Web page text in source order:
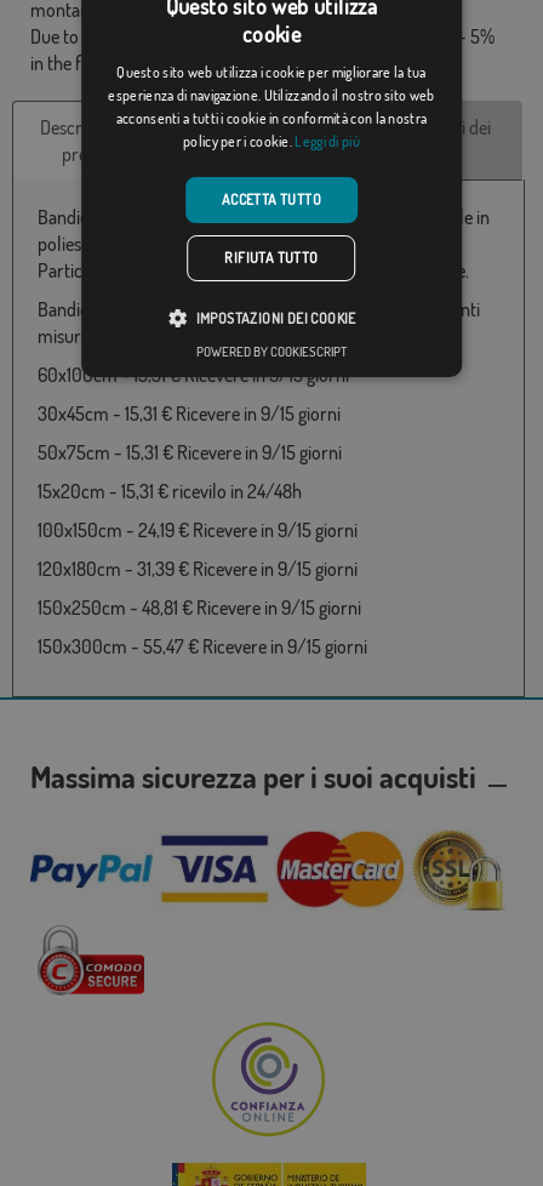
montante.
Due to production format, there may be a variation of + / - 5%
in the final dimensions and color tones.
Descrizione del
prodotto
Caratteristiche
tecniche
Recensioni dei
Bandiera República Dominicana con il cappotto disponibile in
poliestere 100% e varie misure da 060X100 a 150x300
Particolarmente adatto per uso esterno e made in Europe.
Bandiera di República Dominicana disponibile nelle seguenti
misure e prezzi:
60x100cm - 15,31 € Ricevere in 9/15 giorni
30x45cm - 15,31 € Ricevere in 9/15 giorni
50x75cm - 15,31 € Ricevere in 9/15 giorni
15x20cm - 15,31 € ricevilo in 24/48h
100x150cm - 24,19 € Ricevere in 9/15 giorni
120x180cm - 31,39 € Ricevere in 9/15 giorni
150x250cm - 48,81 € Ricevere in 9/15 giorni
150x300cm - 55,47 € Ricevere in 9/15 giorni
Massima sicurezza per i suoi acquisti
Questo sito web utilizza
cookie
Questo sito web utilizza i cookie per migliorare la tua
esperienza di navigazione. Utilizzando il nostro sito web
acconsenti a tutti i cookie in conformità con la nostra
policy per i cookie. Leggi di più
ACCETTA TUTTO
RIFIUTA TUTTO
IMPOSTAZIONI DEI COOKIE
POWERED BY COOKIESCRIPT